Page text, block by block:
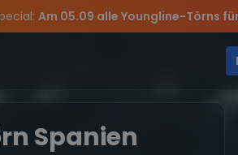
Meilenbuch und Deine sailwithus-
Updates, Insider-Tippsund exklusive
2026!Die Saison war legendär – wir
Spanien